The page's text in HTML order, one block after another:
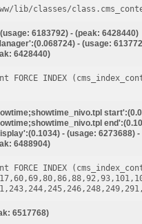
lib/classes/
6183792) - (peak: 6428440)
- (usage:
6428440)
FORCE INDEX
- (usage: 6273688)
6488904)
FORCE INDEX
6517768)